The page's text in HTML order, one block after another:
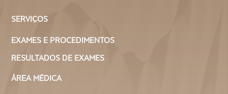
SERVIÇOS
EXAMES E PROCEDIMENTOS
RESULTADOS DE EXAMES
ÁREA MÉDICA